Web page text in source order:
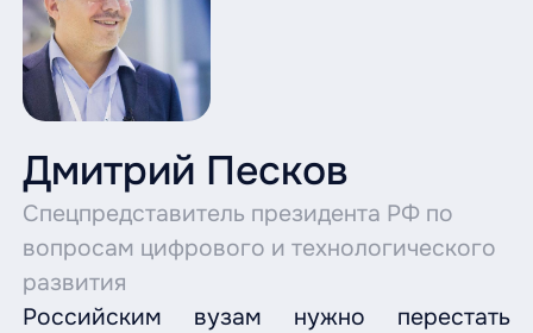
Дмитрий Песков
Спецпредставитель президента РФ по
вопросам цифрового и технологического
развития
Российским вузам нужно перестать